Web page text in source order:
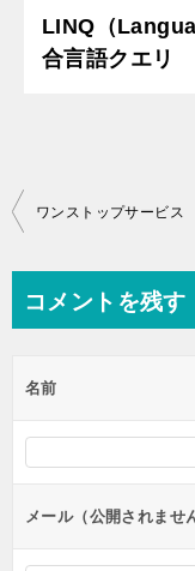
LINQ（
合言語クエリ
投
ビ
ー
シ
ン
ワンストップサービス
コメントを残す
名前
メール（公開されませ